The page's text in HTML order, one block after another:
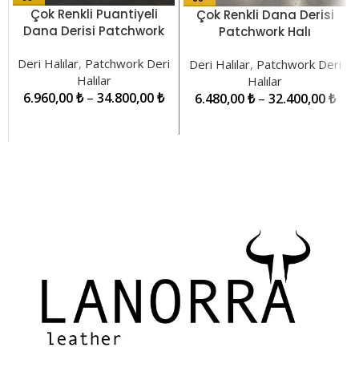
Çok Renkli Puantiyeli
Dana Derisi Patchwork
Deri Halılar, Patchwork Deri
Halılar
6.960,00₺ – 34.800,00₺
Çok Renkli Dana Derisi
Patchwork Halı
Deri Halılar, Patchwork Deri
Halılar
6.480,00₺ – 32.400,00₺